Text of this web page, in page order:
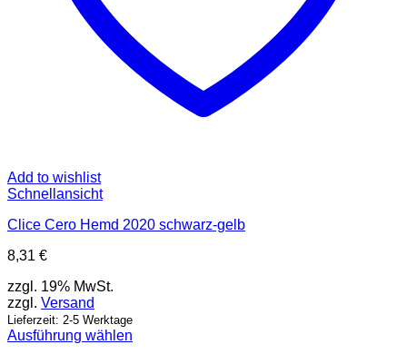
Add to wishlist
Schnellansicht
Clice Cero Hemd 2020 schwarz-gelb
8,31 €
zzgl. 19% MwSt.
zzgl. Versand
Lieferzeit: 2-5 Werktage
Ausführung wählen